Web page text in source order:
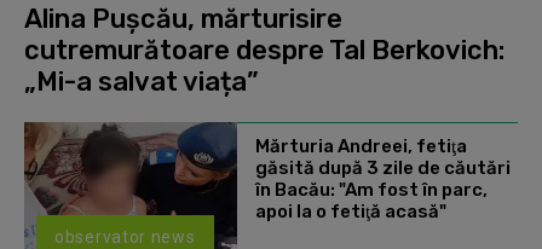
Alina Pușcău, mărturisire
cutremurătoare despre Tal Berkovich:
„Mi-a salvat viața”
observator news
Mărturia Andreei, fetiţa
găsită după 3 zile de căutări
în Bacău: "Am fost în parc,
apoi la o fetiţă acasă"